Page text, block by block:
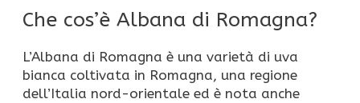
Che cos’è Albana di Romagna?
L’Albana di Romagna è una varietà di uva
bianca coltivata in Romagna, una regione
dell’Italia nord-orientale ed è nota anche